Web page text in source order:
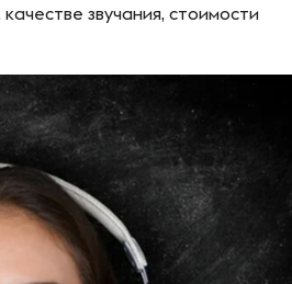
звучания, стоимости